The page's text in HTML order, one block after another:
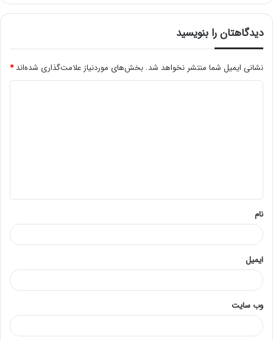
دیدگاهتان را بنویسید
نشانی ایمیل شما منتشر نخواهد شد. بخش‌های موردنیاز علامت‌گذاری شده‌اند*
*
نام
ایمیل
وب‌ سایت